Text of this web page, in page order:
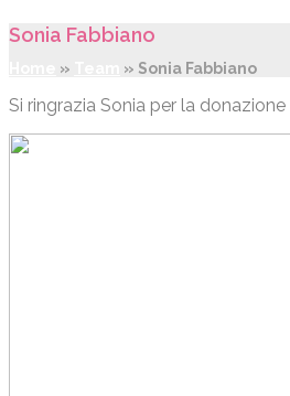
Sonia Fabbiano
» » Sonia Fabbiano
Si ringrazia Sonia per la